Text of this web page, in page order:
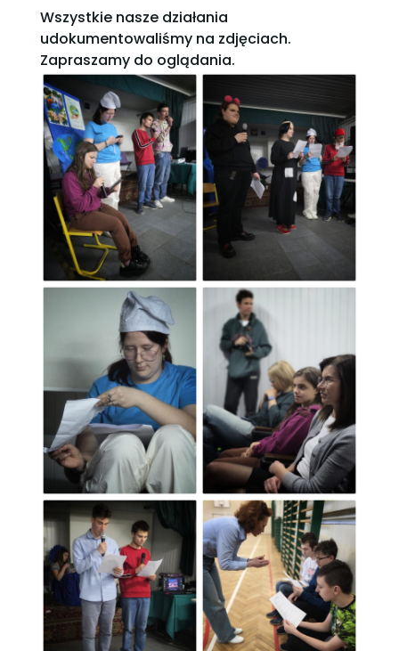
Wszystkie nasze działania
udokumentowaliśmy na zdjęciach.
Zapraszamy do oglądania.